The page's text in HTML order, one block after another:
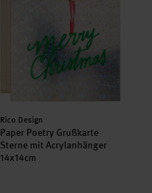
Hersteller:
Rico Design
Paper Poetry Grußkarte
Sterne mit Acrylanhänger
14x14cm